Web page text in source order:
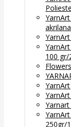
100 gr/
250gr/